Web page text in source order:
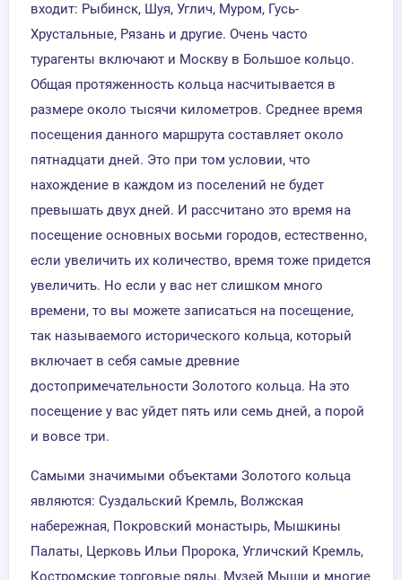
входит: Рыбинск, Шуя, Углич, Муром, Гусь-
Хрустальные, Рязань и другие. Очень часто
турагенты включают и Москву в Большое кольцо.
Общая протяженность кольца насчитывается в
размере около тысячи километров. Среднее время
посещения данного маршрута составляет около
пятнадцати дней. Это при том условии, что
нахождение в каждом из поселений не будет
превышать двух дней. И рассчитано это время на
посещение основных восьми городов, естественно,
если увеличить их количество, время тоже придется
увеличить. Но если у вас нет слишком много
времени, то вы можете записаться на посещение,
так называемого исторического кольца, который
включает в себя самые древние
достопримечательности Золотого кольца. На это
посещение у вас уйдет пять или семь дней, а порой
и вовсе три.
Самыми значимыми объектами Золотого кольца
являются: Суздальский Кремль, Волжская
набережная, Покровский монастырь, Мышкины
Палаты, Церковь Ильи Пророка, Угличский Кремль,
Костромские торговые ряды, Музей Мыши и многие